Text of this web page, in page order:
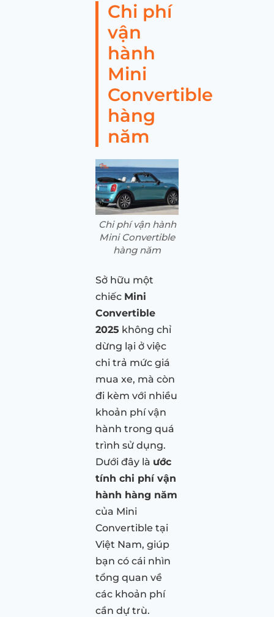
Chi phí
vận
hành
Mini
Convertible
hàng
năm
Chi phí vận hành
Mini Convertible
hàng năm
Sở hữu một
chiếc Mini
Convertible
2025 không chỉ
dừng lại ở việc
chi trả mức giá
mua xe, mà còn
đi kèm với nhiều
khoản phí vận
hành trong quá
trình sử dụng.
Dưới đây là ước
tính chi phí vận
hành hàng năm
của Mini
Convertible tại
Việt Nam, giúp
bạn có cái nhìn
tổng quan về
các khoản phí
cần dự trù.